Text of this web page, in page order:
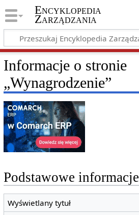
Encyklopedia
Zarządzania
Informacje o stronie
„Wynagrodzenie”
Podstawowe informacje
Wyświetlany tytuł